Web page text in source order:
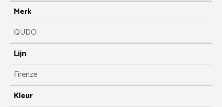
Merk
QUDO
Lijn
Firenze
Kleur